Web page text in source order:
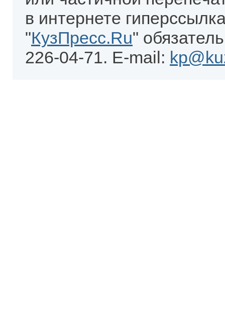
в интернете
"КузПресс.Ru"
226-04-71. E-mail: